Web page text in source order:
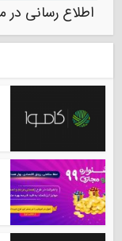
اطلاع رسانی در